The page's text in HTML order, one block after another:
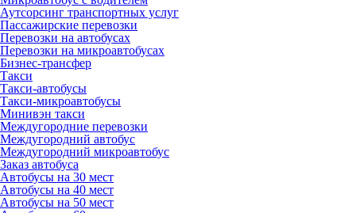
Аутсорсинг транспортных услуг
Пассажирские перевозки
Перевозки на автобусах
Перевозки на микроавтобусах
Бизнес-трансфер
Такси
Такси-автобусы
Такси-микроавтобусы
Минивэн такси
Междугородние перевозки
Междугородний автобус
Междугородний микроавтобус
Заказ автобуса
Автобусы на 30 мест
Автобусы на 40 мест
Автобусы на 50 мест